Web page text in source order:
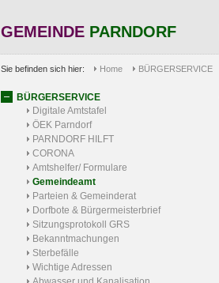
GEMEINDE PARNDORF
Sie befinden sich hier: Home BÜRGERSERVICE
BÜRGERSERVICE
Digitale Amtstafel
ÖEK Parndorf
PARNDORF HILFT
CORONA
Amtshelfer/ Formulare
Gemeindeamt
Parteien & Gemeinderat
Dorfbote & Bürgermeisterbrief
Sitzungsprotokoll GRS
Bekanntmachungen
Sterbefälle
Wichtige Adressen